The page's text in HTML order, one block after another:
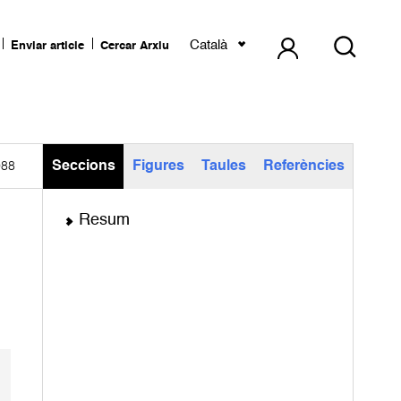
Enviar article Cercar Arxiu Català
Seccions Figures Taules Referències
Resum